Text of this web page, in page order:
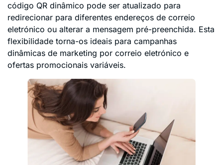
código QR dinâmico pode ser atualizado para
redirecionar para diferentes endereços de correio
eletrónico ou alterar a mensagem pré-preenchida. Esta
flexibilidade torna-os ideais para campanhas
dinâmicas de marketing por correio eletrónico e
ofertas promocionais variáveis.